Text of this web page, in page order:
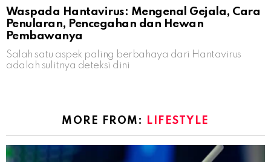
Waspada Hantavirus: Mengenal Gejala, Cara
Penularan, Pencegahan dan Hewan
Pembawanya
Salah satu aspek paling berbahaya dari Hantavirus
adalah sulitnya deteksi dini
MORE FROM: LIFESTYLE